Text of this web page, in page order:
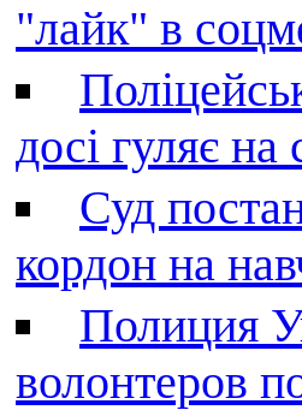
"лайк" в
досі гуляє на
Суд
кордон на
Полиция
волонтеров